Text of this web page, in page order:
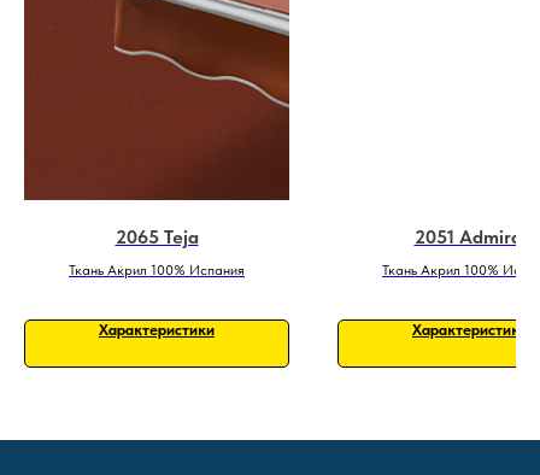
2065 Teja
Ткань Акрил 100% Испания
Характеристики
2051 Admiral
Ткань Акрил 100%
Характеристики